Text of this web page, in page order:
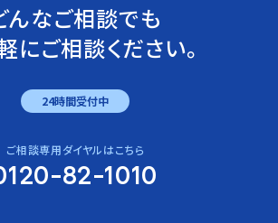
んなご相談でも
にご相談ください。
24時間受付中
ご相談専用ダイヤルはこちら
82-1010